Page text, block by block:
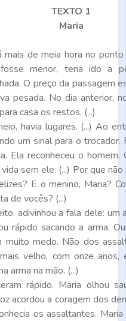
TEXTO 1
Maria
de meia hora no ponto
menor, teria ido a
O preço da passagem
pesada. No dia anterior,
casa os restos. (...)
havia lugares. (...) Ao
um sinal para o trocador.
Ela reconheceu o homem.
sem ele. (...) Por que
E o menino, Maria?
de vocês? (...)
adivinhou a fala dele: um
rápido sacando a arma.
muito medo. Não dos
velho, com onze
arma na mão. (...)
rápido. Maria olhou
acordou a coragem dos
os assaltantes.